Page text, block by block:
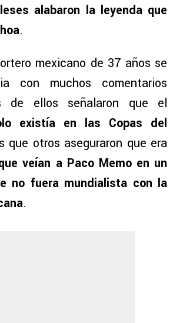
alabaron la leyenda que
.
mexicano de 37 años se
con muchos comentarios
de ellos señalaron que el
existía en las Copas del
que otros aseguraron que era
veían a Paco Memo en un
no fuera mundialista con la
.